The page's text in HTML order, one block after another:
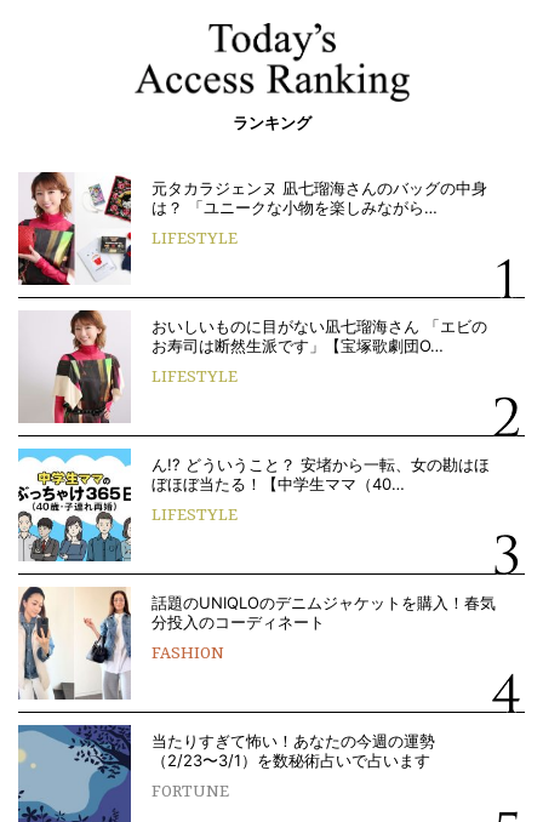
ランキング
元タカラジェンヌ 凪七瑠海さんのバッグの中身
は？ 「ユニークな小物を楽しみながら…
LIFESTYLE
おいしいものに目がない凪七瑠海さん 「エビの
お寿司は断然生派です」【宝塚歌劇団O…
LIFESTYLE
ん!? どういうこと？ 安堵から一転、女の勘はほ
ぼほぼ当たる！【中学生ママ（40…
LIFESTYLE
話題のUNIQLOのデニムジャケットを購入！春気
分投入のコーディネート
FASHION
当たりすぎて怖い！あなたの今週の運勢
（2/23〜3/1）を数秘術占いで占います
FORTUNE